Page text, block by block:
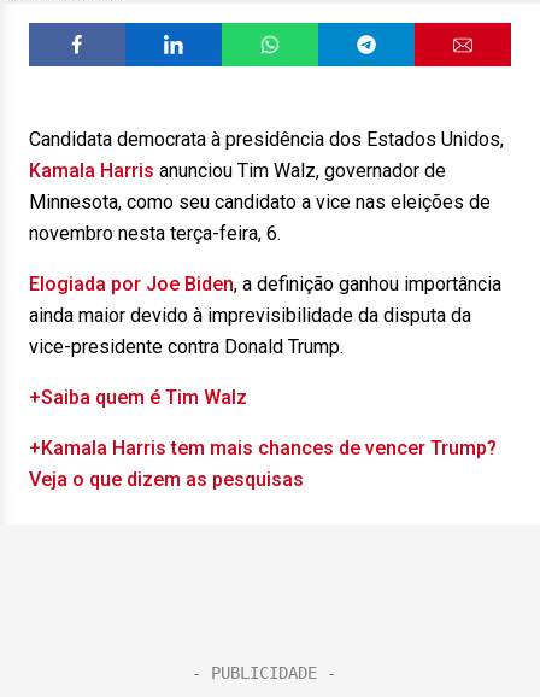
Candidata democrata à presidência dos Estados Unidos,
Kamala Harris anunciou Tim Walz, governador de
Minnesota, como seu candidato a vice nas eleições de
novembro nesta terça-feira, 6.
Elogiada por Joe Biden, a definição ganhou importância
ainda maior devido à imprevisibilidade da disputa da
vice-presidente contra Donald Trump.
+Saiba quem é Tim Walz
+Kamala Harris tem mais chances de vencer Trump?
Veja o que dizem as pesquisas